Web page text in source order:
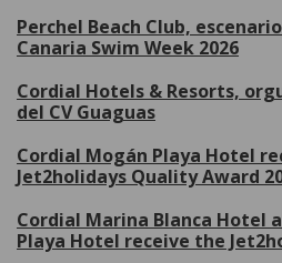
Perchel Beach Club,
Canaria Swim Week 2026
Cordial Hotels & Resorts,
del CV Guaguas
Cordial Mogán Playa Hotel
Jet2holidays Quality Award
Cordial Marina Blanca Hotel
Playa Hotel receive the